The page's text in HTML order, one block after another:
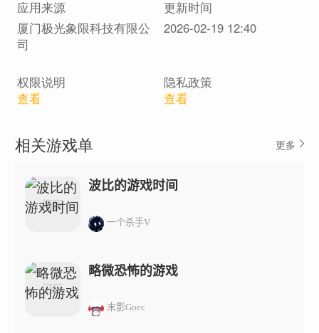
地下深处阴影丛生，低语萦绕，统治这里的幕后黑
手正拨弄着手上的丝线，企图把你变成这片舞台上
最无助的木偶。你能否挣脱掌控，彻底终结这场噩
梦？每一步前行都伴随着血腥的真相，而你的意
志，将是唯一的生机。
应用来源
更新时间
厦门极光象限科技有限公
司
2026-02-19 12:40
权限说明
查看
隐私政策
查看
相关游戏单 更多
波比的游戏时间
一个杀手V
略微恐怖的游戏
末影Goec